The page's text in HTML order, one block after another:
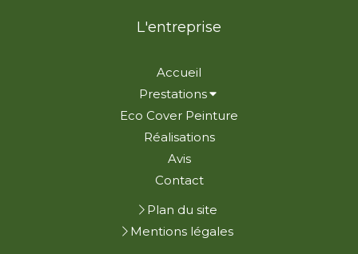
L'entreprise
Accueil
Prestations
Eco Cover Peinture
Réalisations
Avis
Contact
Plan du site
Mentions légales